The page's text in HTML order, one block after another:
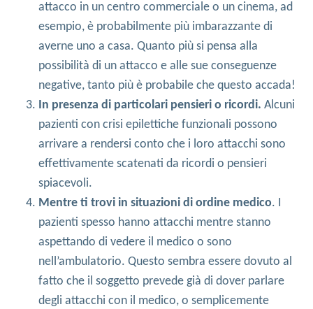
attacco in un centro commerciale o un cinema, ad
esempio, è probabilmente più imbarazzante di
averne uno a casa. Quanto più si pensa alla
possibilità di un attacco e alle sue conseguenze
negative, tanto più è probabile che questo accada!
In presenza di particolari pensieri o ricordi. Alcuni
pazienti con crisi epilettiche funzionali possono
arrivare a rendersi conto che i loro attacchi sono
effettivamente scatenati da ricordi o pensieri
spiacevoli.
Mentre ti trovi in situazioni di ordine medico. I
pazienti spesso hanno attacchi mentre stanno
aspettando di vedere il medico o sono
nell’ambulatorio. Questo sembra essere dovuto al
fatto che il soggetto prevede già di dover parlare
degli attacchi con il medico, o semplicemente